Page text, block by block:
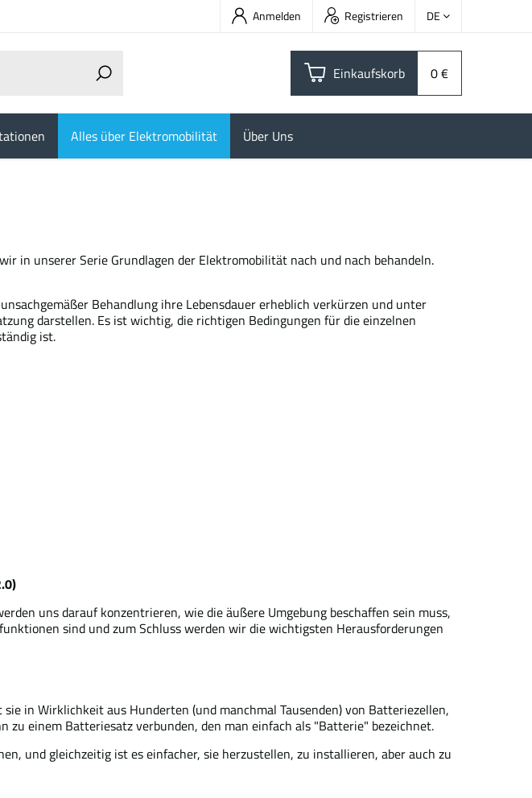
Anmelden Registrieren DE
Einkaufskorb 0 €
Alles über Elektromobilität Über Uns
in unserer Serie Grundlagen der Elektromobilität nach und nach behandeln.
Behandlung ihre Lebensdauer erheblich verkürzen und unter
darstellen. Es ist wichtig, die richtigen Bedingungen für die einzelnen
ist.
uns darauf konzentrieren, wie die äußere Umgebung beschaffen sein muss,
sind und zum Schluss werden wir die wichtigsten Herausforderungen
in Wirklichkeit aus Hunderten (und manchmal Tausenden) von Batteriezellen,
zu einem Batteriesatz verbunden, den man einfach als "Batterie" bezeichnet.
und gleichzeitig ist es einfacher, sie herzustellen, zu installieren, aber auch zu